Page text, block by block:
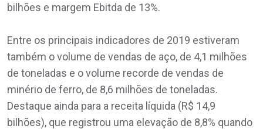
bilhões e margem Ebitda de 13%.
Entre os principais indicadores de 2019 estiveram
também o volume de vendas de aço, de 4,1 milhões
de toneladas e o volume recorde de vendas de
minério de ferro, de 8,6 milhões de toneladas.
Destaque ainda para a receita líquida (R$ 14,9
bilhões), que registrou uma elevação de 8,8% quando